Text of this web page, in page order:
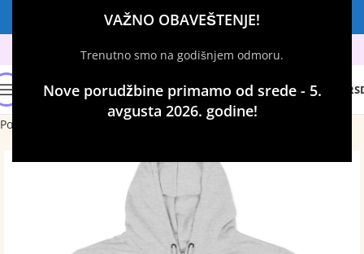
VAŽNO OBAVEŠTENJE!
Trenutno smo na godišnjem odmoru.
Nove porudžbine primamo od srede - 5.
avgusta 2026. godine!
0
Početna Duksevi sa štampom